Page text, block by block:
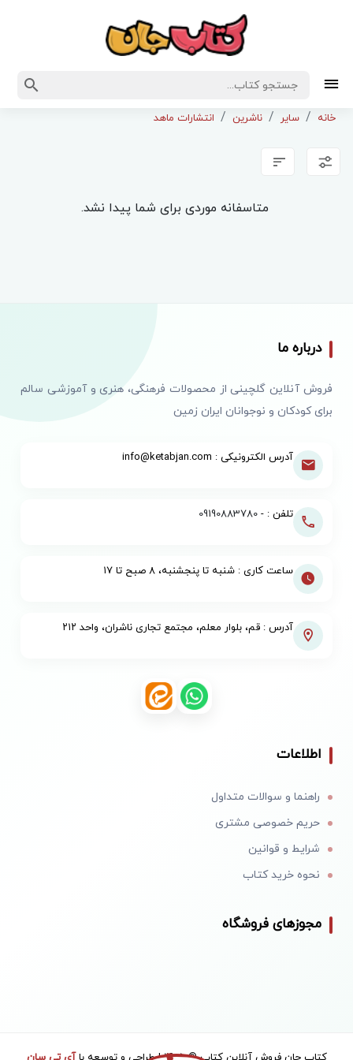
خانه سایر ناشرین انتشارات ماهد
متاسفانه موردی برای شما پیدا نشد.
درباره ما
فروش آنلاین گلچینی از محصولات فرهنگی، هنری و آموزشی سالم
برای کودکان و نوجوانان ایران زمین
آدرس الکترونیکی : info@ketabjan.com
تلفن : -09190883780
ساعت کاری : شنبه تا پنجشنبه، ۸ صبح تا ۱۷
آدرس : قم، بلوار معلم، مجتمع تجاری ناشران، واحد ۲۱۲
اطلاعات
راهنما و سوالات متداول
حریم خصوصی مشتری
شرایط و قوانین
نحوه خرید کتاب
مجوزهای فروشگاه